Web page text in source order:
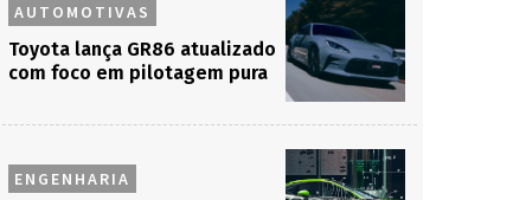
AUTOMOTIVAS
Toyota lança GR86 atualizado
com foco em pilotagem pura
ENGENHARIA